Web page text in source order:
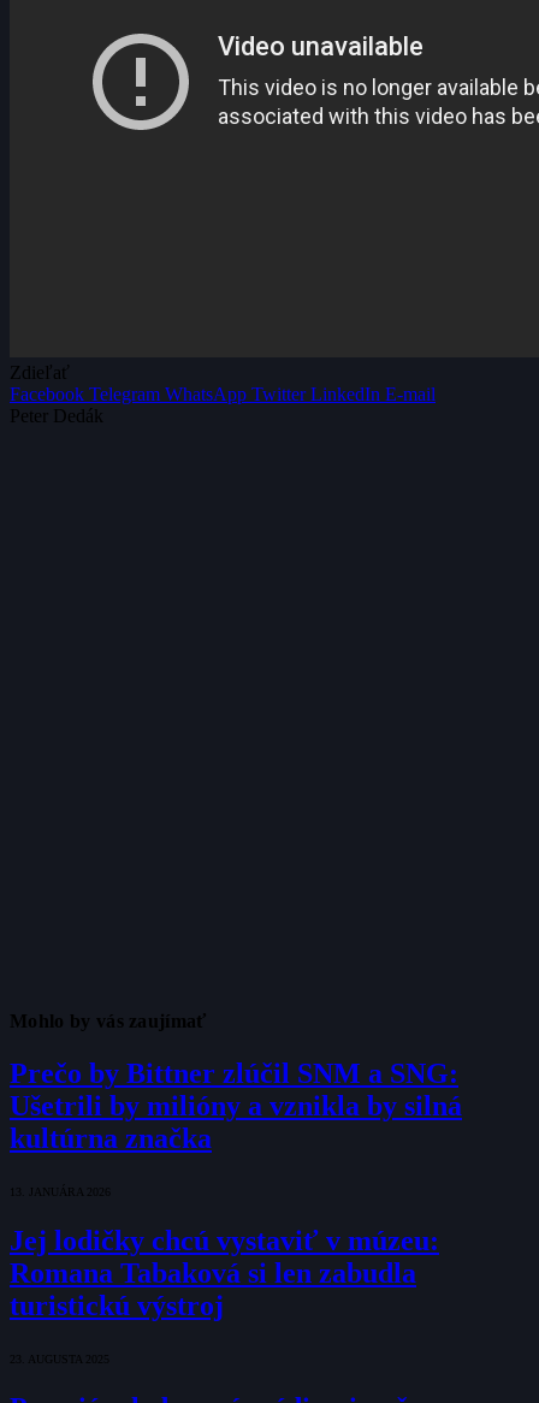
Zdieľať
Facebook Telegram WhatsApp Twitter LinkedIn E-mail
Peter Dedák
Mohlo by vás zaujímať
Prečo by Bittner zlúčil SNM a SNG:
Ušetrili by milióny a vznikla by silná
kultúrna značka
13. JANUÁRA 2026
Jej lodičky chcú vystaviť v múzeu:
Romana Tabaková si len zabudla
turistickú výstroj
23. AUGUSTA 2025